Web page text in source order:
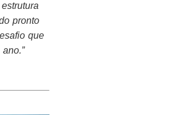
pronto
que